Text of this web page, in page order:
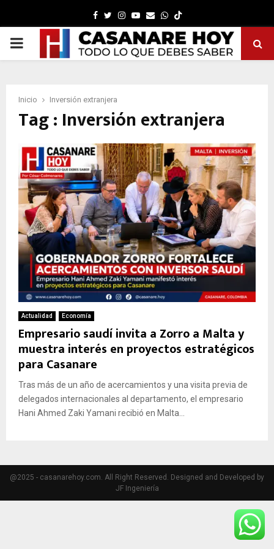
Facebook
TwitterInstagram
Youtube
EmailWhatsapp
PRIMARY
Inicio Inversión extranjera
Tag : Inversión extranjera
Actualidad Economía
Empresario saudí invita a Zorro a Malta y
muestra interés en proyectos estratégicos
para Casanare
Tras más de un año de acercamientos y una visita previa de
delegados internacionales al departamento, el empresario
Hani Ahmed Zaki Yamani recibió en Malta...
@2025 - casanarehoy.com. All Right Reserved. Designed and Developed by
JF Ingeniería